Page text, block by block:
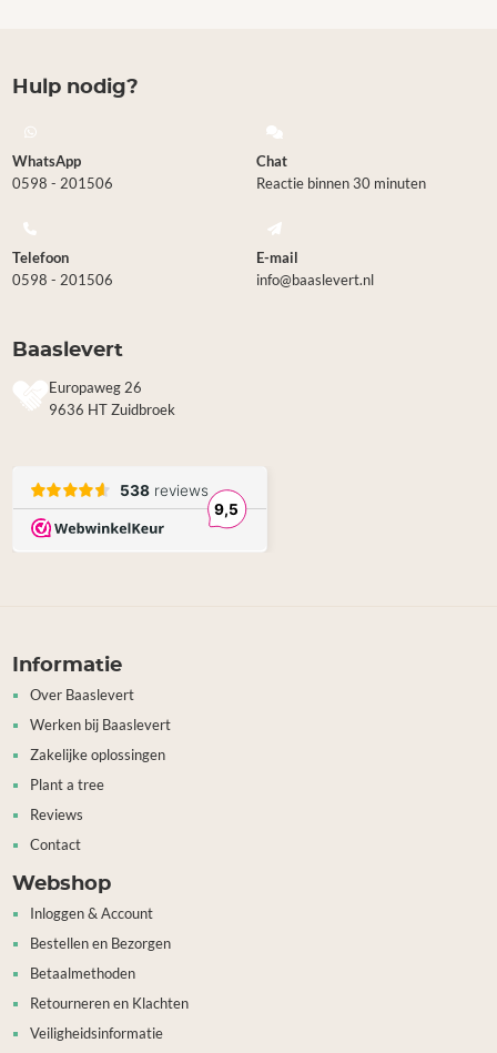
Hulp nodig?
WhatsApp
0598 - 201506
Chat
Reactie binnen 30 minuten
Telefoon
0598 - 201506
E-mail
info@baaslevert.nl
Baaslevert
Europaweg 26
9636 HT Zuidbroek
Informatie
Over Baaslevert
Werken bij Baaslevert
Zakelijke oplossingen
Plant a tree
Reviews
Contact
Webshop
Inloggen & Account
Bestellen en Bezorgen
Betaalmethoden
Retourneren en Klachten
Veiligheidsinformatie